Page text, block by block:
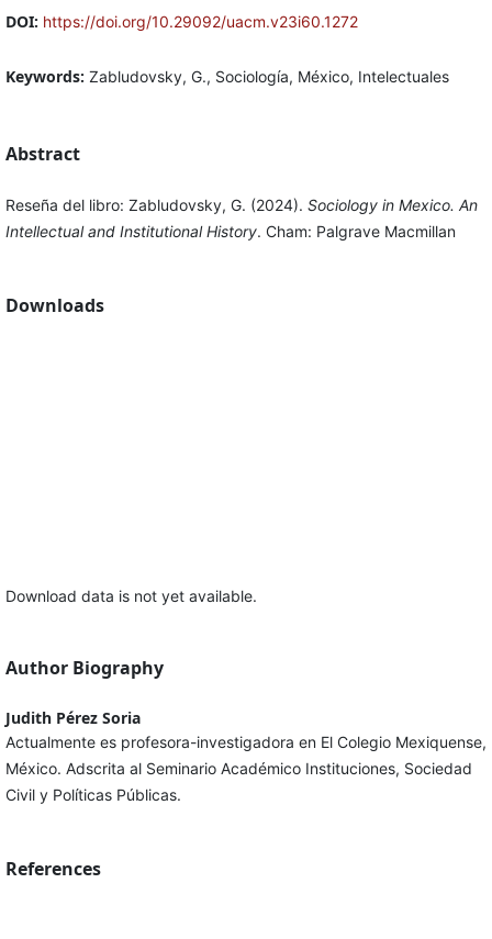
DOI: https://doi.org/10.29092/uacm.v23i60.1272
Keywords: Zabludovsky, G., Sociología, México, Intelectuales
Abstract
Reseña del libro: Zabludovsky, G. (2024). Sociology in Mexico. An
Intellectualand Institutional History. Cham: Palgrave Macmillan
Downloads
Download data is not yet available.
Author Biography
Judith Pérez Soria
Actualmente es profesora-investigadora en El Colegio Mexiquense,
México. Adscrita al Seminario Académico Instituciones, Sociedad
Civil y Políticas Públicas.
References